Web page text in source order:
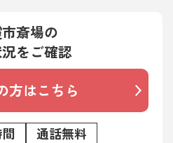
斎場の
をご確認
方はこちら
通話無料